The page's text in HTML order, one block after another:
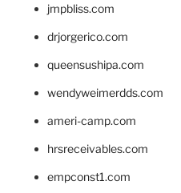
jmpbliss.com
drjorgerico.com
queensushipa.com
wendyweimerdds.com
ameri-camp.com
hrsreceivables.com
empconst1.com